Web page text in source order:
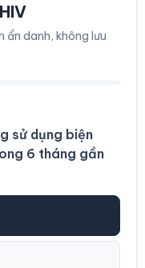
ẩn danh, không lưu
sử dụng biện
6 tháng gần